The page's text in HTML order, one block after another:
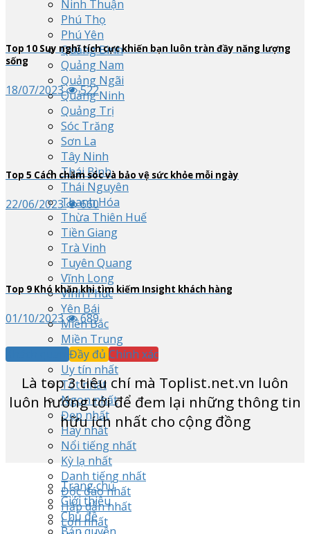
Ninh Thuận
Phú Thọ
Phú Yên
Quảng Bình
Quảng Nam
Quảng Ngãi
Quảng Ninh
Quảng Trị
Sóc Trăng
Sơn La
Tây Ninh
Thái Bình
Thái Nguyên
Thanh Hóa
Thừa Thiên Huế
Tiền Giang
Trà Vinh
Tuyên Quang
Vĩnh Long
Vĩnh Phúc
Yên Bái
Miền Bắc
Miền Trung
Miền Nam
Uy tín nhất
Tốt nhất
Ngon nhất
Đẹp nhất
Hay nhất
Nổi tiếng nhất
Kỳ lạ nhất
Danh tiếng nhất
Độc đáo nhất
Hấp dẫn nhất
Lớn nhất
Top 10 Suy nghĩ tích cực khiến bạn luôn tràn đầy năng lượng
sống
18/07/2023 522
Top 5 Cách chăm sóc và bảo vệ sức khỏe mỗi ngày
22/06/2023 660
Top 9 Khó khăn khi tìm kiếm Insight khách hàng
01/10/2023 689
Khách quan Đầy đủ Chính xác
Là top3tiêu chí mà Toplist.net.vn luôn
luôn hướng tới để đem lại những thông tin
hữu ích nhất cho cộng đồng
Trang chủ
Giới thiệu
Chủ đề